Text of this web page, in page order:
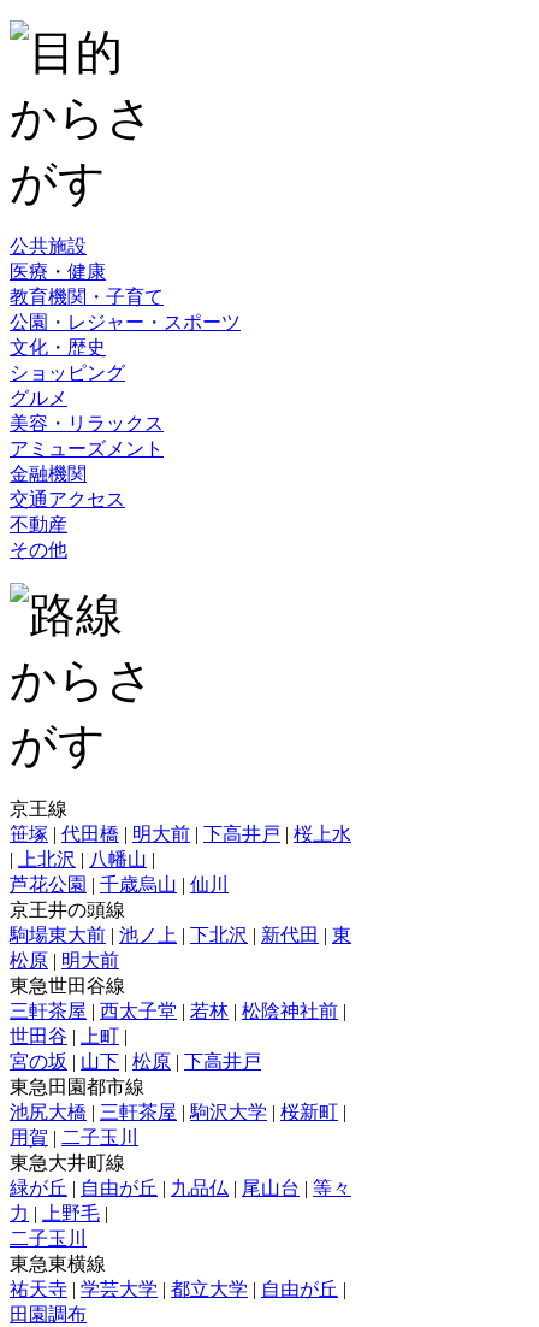
公共施設
医療・健康
教育機関・子育て
公園・レジャー・スポーツ
文化・歴史
ショッピング
グルメ
美容・リラックス
アミューズメント
金融機関
交通アクセス
不動産
その他
京王線
笹塚 | 代田橋 | 明大前 | 下高井戸 | 桜上水
|
上北沢 | 八幡山 |
芦花公園 | 千歳烏山 | 仙川
京王井の頭線
駒場東大前 | 池ノ上 | 下北沢 | 新代田 | 東
松原 | 明大前
東急世田谷線
三軒茶屋 | 西太子堂 | 若林 | 松陰神社前 |
世田谷 | 上町 |
宮の坂 | 山下 | 松原 | 下高井戸
東急田園都市線
池尻大橋 | 三軒茶屋 | 駒沢大学 | 桜新町 |
用賀 | 二子玉川
東急大井町線
緑が丘 | 自由が丘 | 九品仏 | 尾山台 | 等々
力 | 上野毛 |
二子玉川
東急東横線
祐天寺 | 学芸大学 | 都立大学 | 自由が丘 |
田園調布